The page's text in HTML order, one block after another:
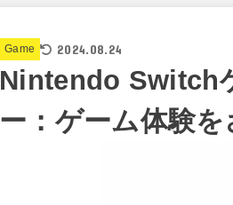
Game 2024.08.24
Nintendo Switch
ー：ゲーム体験